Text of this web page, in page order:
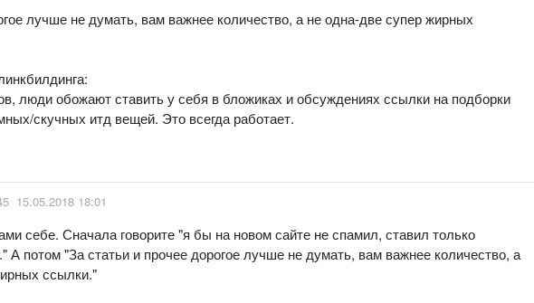
лучше не думать, вам важнее количество, а не одна-две супер жирных
люди обожают ставить у себя в бложиках и обсуждениях ссылки на подборки
скучных итд вещей. Это всегда работает.
15.05.2018 18:01
себе. Сначала говорите "я бы на новом сайте не спамил, ставил только
потом "За статьи и прочее дорогое лучше не думать, вам важнее количество, а
ссылки."